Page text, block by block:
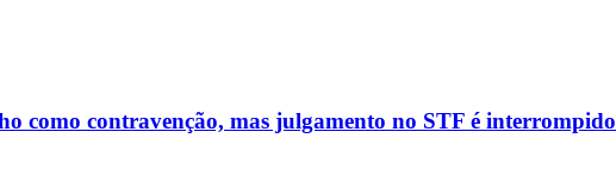
como contravenção, mas julgamento no STF é interrompido